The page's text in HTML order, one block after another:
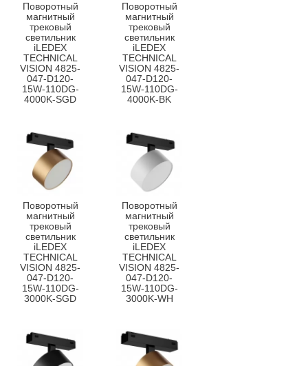
Поворотный
магнитный
трековый
светильник
iLEDEX
TECHNICAL
VISION 4825-
047-D120-
15W-110DG-
4000K-SGD
Поворотный
магнитный
трековый
светильник
iLEDEX
TECHNICAL
VISION 4825-
047-D120-
15W-110DG-
4000K-BK
Поворотный
магнитный
трековый
светильник
iLEDEX
TECHNICAL
VISION 4825-
047-D120-
15W-110DG-
3000K-SGD
Поворотный
магнитный
трековый
светильник
iLEDEX
TECHNICAL
VISION 4825-
047-D120-
15W-110DG-
3000K-WH